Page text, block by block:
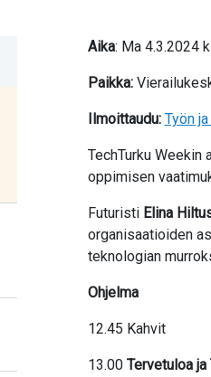
Aika: Ma 4.3.2024
Paikka:
Ilmoittaudu: Työn
TechTurku Weekin
oppimisen
Futuristi Elina
organisaatioiden
teknologian
Ohjelma
12.45 Kahvit
13.00 Tervetuloa ja